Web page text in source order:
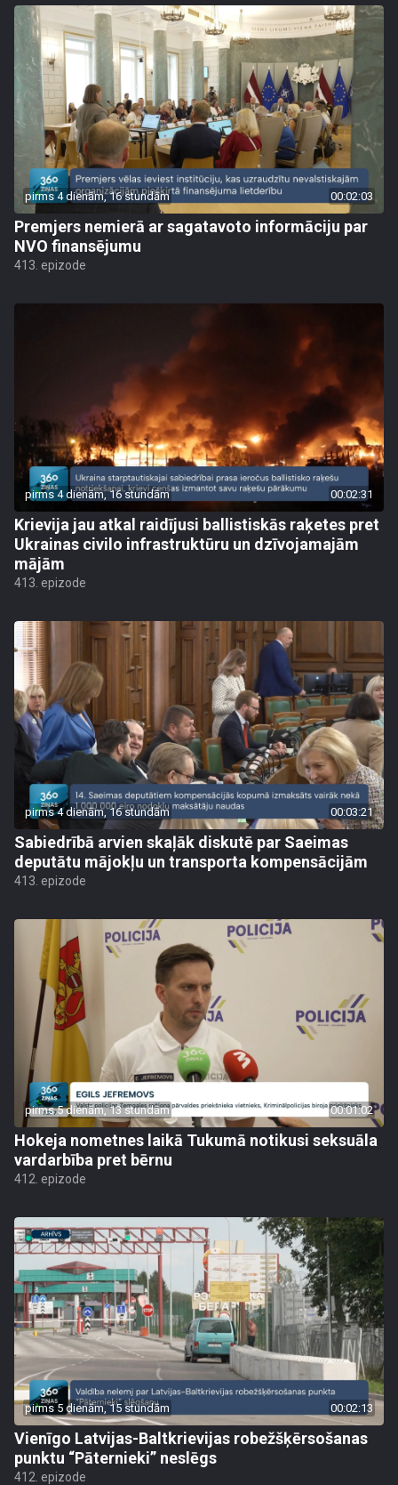
pirms 4 dienām, 16 stundām 00:02:03
Premjers nemierā ar sagatavoto informāciju par
NVO finansējumu
413. epizode
pirms 4 dienām, 16 stundām 00:02:31
Krievija jau atkal raidījusi ballistiskās raķetes pret
Ukrainas civilo infrastruktūru un dzīvojamajām
mājām
413. epizode
pirms 4 dienām, 16 stundām 00:03:21
Sabiedrībā arvien skaļāk diskutē par Saeimas
deputātu mājokļu un transporta kompensācijām
413. epizode
pirms 5 dienām, 13 stundām 00:01:02
Hokeja nometnes laikā Tukumā notikusi seksuāla
vardarbība pret bērnu
412. epizode
pirms 5 dienām, 15 stundām 00:02:13
Vienīgo Latvijas-Baltkrievijas robežšķērsošanas
punktu “Pāternieki” neslēgs
412. epizode